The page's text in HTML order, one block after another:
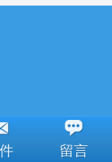
留言